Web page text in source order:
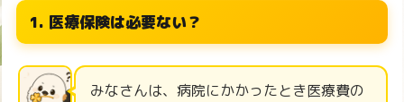
1. 医療保険は必要ない？
みなさんは、病院にかかったとき医療費の